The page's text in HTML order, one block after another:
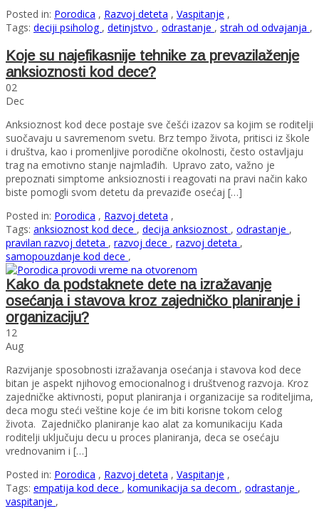
Posted in: Porodica , Razvoj deteta , Vaspitanje ,
Tags: deciji psiholog , detinjstvo , odrastanje , strah od odvajanja ,
Koje su najefikasnije tehnike za prevazilaženje
anksioznosti kod dece?
02
Dec
Anksioznost kod dece postaje sve češći izazov sa kojim se roditelji
suočavaju u savremenom svetu. Brz tempo života, pritisci iz škole
i društva, kao i promenljive porodične okolnosti, često ostavljaju
trag na emotivno stanje najmlađih. Upravo zato, važno je
prepoznati simptome anksioznosti i reagovati na pravi način kako
biste pomogli svom detetu da prevaziđe osećaj […]
Posted in: Porodica , Razvoj deteta ,
Tags: anksioznost kod dece , decija anksioznost , odrastanje ,
pravilan razvoj deteta , razvoj dece , razvoj deteta ,
samopouzdanje kod dece ,
Kako da podstaknete dete na izražavanje
osećanja i stavova kroz zajedničko planiranje i
organizaciju?
12
Aug
Razvijanje sposobnosti izražavanja osećanja i stavova kod dece
bitan je aspekt njihovog emocionalnog i društvenog razvoja. Kroz
zajedničke aktivnosti, poput planiranja i organizacije sa roditeljima,
deca mogu steći veštine koje će im biti korisne tokom celog
života. Zajedničko planiranje kao alat za komunikaciju Kada
roditelji uključuju decu u proces planiranja, deca se osećaju
vrednovanim i […]
Posted in: Porodica , Razvoj deteta , Vaspitanje ,
Tags: empatija kod dece , komunikacija sa decom , odrastanje ,
vaspitanje ,